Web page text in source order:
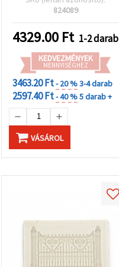
polimer gyurmához,
DIY ékszer- és kézműves
alkotáshoz
824089
4329.00 Ft 1-2 darab
KEDVEZMÉNYEK
MENNYISÉGHEZ
3463.20 Ft- 20 %3-4 darab
2597.40 Ft- 40 %5 darab +
VÁSÁROL